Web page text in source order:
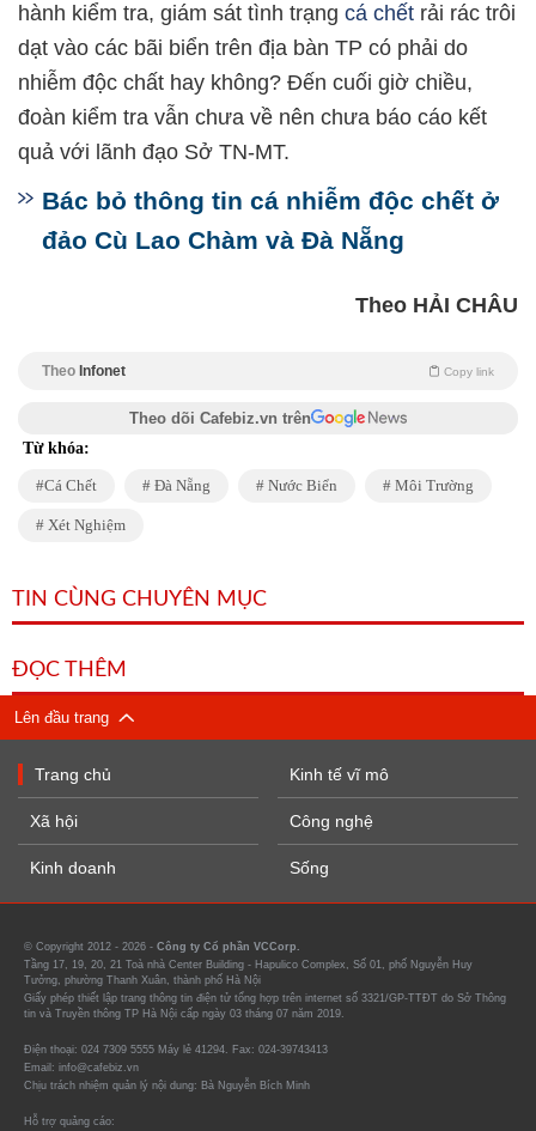
hành kiểm tra, giám sát tình trạng cá chết rải rác trôi
dạt vào các bãi biển trên địa bàn TP có phải do
nhiễm độc chất hay không? Đến cuối giờ chiều,
đoàn kiểm tra vẫn chưa về nên chưa báo cáo kết
quả với lãnh đạo Sở TN-MT.
Bác bỏ thông tin cá nhiễm độc chết ở
đảo Cù Lao Chàm và Đà Nẵng
Theo HẢI CHÂU
Theo Infonet Copy link
Theo dõi Cafebiz.vn trên
Từ khóa:
Cá Chết Đà Nẵng Nước Biển Môi Trường
Xét Nghiệm
TIN CÙNG CHUYÊN MỤC
ĐỌC THÊM
Lên đầu trang
Trang chủ
Xã hội
Kinh doanh
Kinh tế vĩ mô
Công nghệ
Sống
© Copyright 2012 - 2026 - Công ty Cổ phần VCCorp.
Tầng 17, 19, 20, 21 Toà nhà Center Building - Hapulico Complex, Số 01, phố Nguyễn Huy
Tưởng, phường Thanh Xuân, thành phố Hà Nội
Giấy phép thiết lập trang thông tin điện tử tổng hợp trên internet số 3321/GP-TTĐT do Sở Thông
tin và Truyền thông TP Hà Nội cấp ngày 03 tháng 07 năm 2019.
Điện thoại: 024 7309 5555 Máy lẻ 41294. Fax: 024-39743413
Email: info@cafebiz.vn
Chịu trách nhiệm quản lý nội dung: Bà Nguyễn Bích Minh
Hỗ trợ quảng cáo: